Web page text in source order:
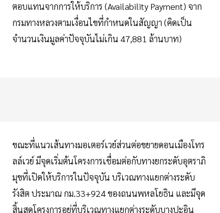
ตอบแทนจากการให้บริการ (Availability Payment) จาก
กรมทางหลวงตามเงื่อนไขที่กำหนดในสัญญา (คิดเป็น
จำนวนเงินมูลค่าปัจจุบันไม่เกิน 47,881 ล้านบาท)
ขณะที่แนวเส้นทางมอเตอร์เวย์ส่วนต่อขยายดอนเมืองโทร
ลล์เวย์ มีจุดเริ่มต้นโครงการเชื่อมต่อกับทางยกระดับอุตราภิ
มุขที่เปิดให้บริการในปัจจุบัน บริเวณทางแยกต่างระดับ
รังสิต ประมาณ กม.33+924 ของถนนพหลโยธิน และมีจุด
สิ้นสุดโครงการอยู่ที่บริเวณทางแยกต่างระดับบางปะอิน